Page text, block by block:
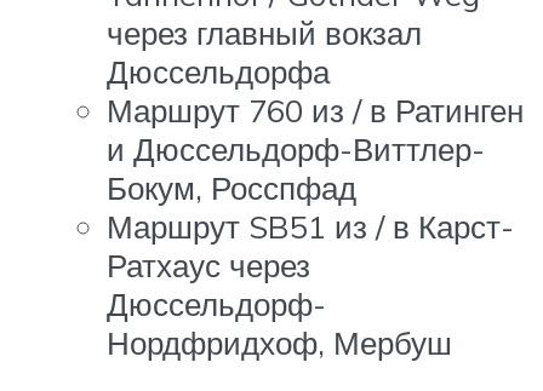
через главный вокзал
Дюссельдорфа
Маршрут 760 из / в Ратинген
и Дюссельдорф-Виттлер-
Бокум, Росспфад
Маршрут SB51 из / в Карст-
Ратхаус через
Дюссельдорф-
Нордфридхоф, Мербуш